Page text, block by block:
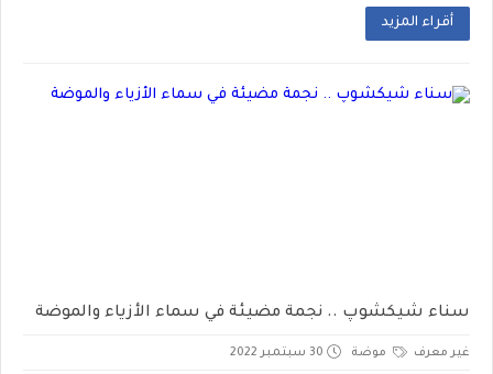
أقراء المزيد
سناء شيكشوپ .. نجمة مضيئة في سماء الأزياء والموضة
غير معرف موضة 30 سبتمبر 2022